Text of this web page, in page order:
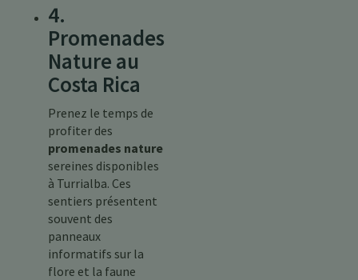
4.
Promenades
Nature au
Costa Rica
Prenez le temps de
profiter des
promenades nature
sereines disponibles
à Turrialba. Ces
sentiers présentent
souvent des
panneaux
informatifs sur la
flore et la faune